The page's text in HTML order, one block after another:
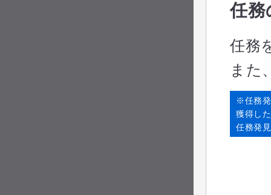
任務
任務
また
※任務
獲得し
任務発